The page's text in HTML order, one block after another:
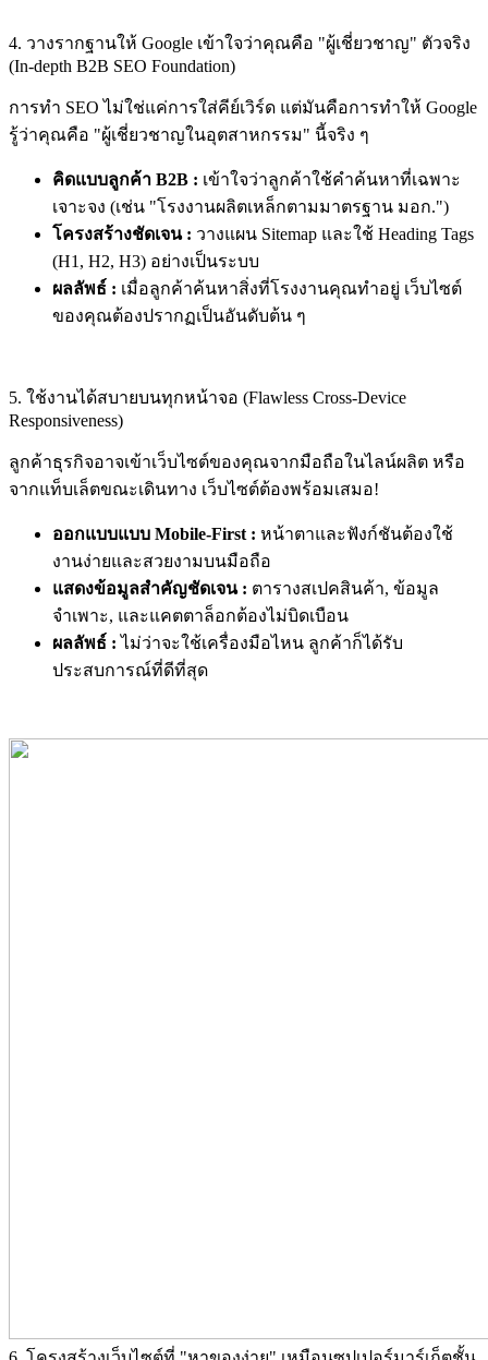
4. วางรากฐานให้ Google เข้าใจว่าคุณคือ "ผู้เชี่ยวชาญ" ตัวจริง
(In-depth B2B SEO Foundation)
การทำ SEO ไม่ใช่แค่การใส่คีย์เวิร์ด แต่มันคือการทำให้ Google
รู้ว่าคุณคือ "ผู้เชี่ยวชาญในอุตสาหกรรม" นี้จริง ๆ
คิดแบบลูกค้า B2B : เข้าใจว่าลูกค้าใช้คำค้นหาที่เฉพาะ
เจาะจง (เช่น "โรงงานผลิตเหล็กตามมาตรฐาน มอก.")
โครงสร้างชัดเจน : วางแผน Sitemap และใช้ Heading Tags
(H1, H2, H3) อย่างเป็นระบบ
ผลลัพธ์ : เมื่อลูกค้าค้นหาสิ่งที่โรงงานคุณทำอยู่ เว็บไซต์
ของคุณต้องปรากฏเป็นอันดับต้น ๆ
5. ใช้งานได้สบายบนทุกหน้าจอ (Flawless Cross-Device
Responsiveness)
ลูกค้าธุรกิจอาจเข้าเว็บไซต์ของคุณจากมือถือในไลน์ผลิต หรือ
จากแท็บเล็ตขณะเดินทาง เว็บไซต์ต้องพร้อมเสมอ!
ออกแบบแบบ Mobile-First : หน้าตาและฟังก์ชันต้องใช้
งานง่ายและสวยงามบนมือถือ
แสดงข้อมูลสำคัญชัดเจน : ตารางสเปคสินค้า, ข้อมูล
จำเพาะ, และแคตตาล็อกต้องไม่บิดเบือน
ผลลัพธ์ : ไม่ว่าจะใช้เครื่องมือไหน ลูกค้าก็ได้รับ
ประสบการณ์ที่ดีที่สุด